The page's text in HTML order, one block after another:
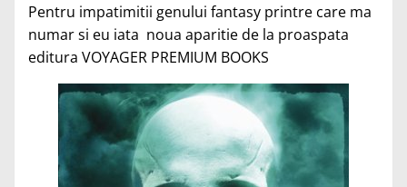
Pentru impatimitii genului fantasy printre care ma
numar si eu iata noua aparitie de la proaspata
editura VOYAGER PREMIUM BOOKS